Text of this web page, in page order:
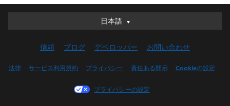
日本語
日本語
English (UK)
Français (Canada)
信頼 ブログ デベロッパー お問い合わせ
法律 サービス利用規約 プライバシー 責任ある開示 Cookieの設定
プライバシーの設定